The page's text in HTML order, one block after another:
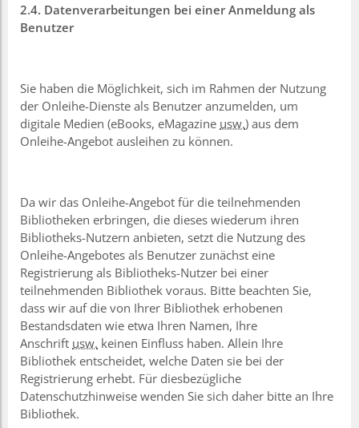
2.4. Datenverarbeitungen bei einer Anmeldung als
Benutzer
Sie haben die Möglichkeit, sich im Rahmen der Nutzung
der Onleihe-Dienste als Benutzer anzumelden, um
digitale Medien (eBooks, eMagazine usw.) aus dem
Onleihe-Angebot ausleihen zu können.
Da wir das Onleihe-Angebot für die teilnehmenden
Bibliotheken erbringen, die dieses wiederum ihren
Bibliotheks-Nutzern anbieten, setzt die Nutzung des
Onleihe-Angebotes als Benutzer zunächst eine
Registrierung als Bibliotheks-Nutzer bei einer
teilnehmenden Bibliothek voraus. Bitte beachten Sie,
dass wir auf die von Ihrer Bibliothek erhobenen
Bestandsdaten wie etwa Ihren Namen, Ihre
Anschrift usw. keinen Einfluss haben. Allein Ihre
Bibliothek entscheidet, welche Daten sie bei der
Registrierung erhebt. Für diesbezügliche
Datenschutzhinweise wenden Sie sich daher bitte an Ihre
Bibliothek.